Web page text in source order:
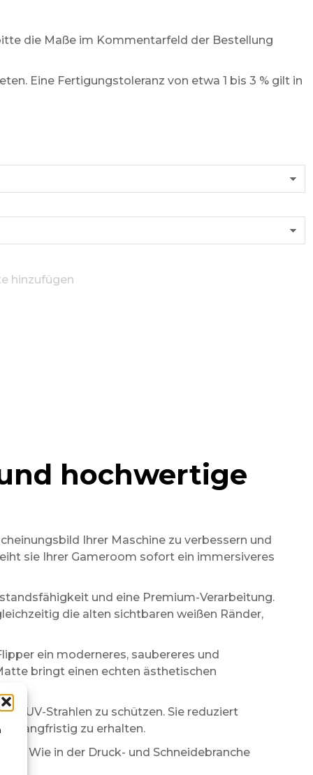
die Maße im Kommentarfeld der Bestellung
Eine Fertigungstoleranz von etwa 1 bis 3 % gilt in
hinzufügen
hochwertige
Ihrer Maschine zu verbessern und
sie Ihrer Gameroom sofort ein immersiveres
und eine Premium-Verarbeitung.
die alten sichtbaren weißen Ränder,
ein moderneres, saubereres und
bringt einen echten ästhetischen
UV-Strahlen zu schützen. Sie reduziert
langfristig zu erhalten.
Wie in der Druck- und Schneidebranche